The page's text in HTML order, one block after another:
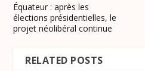
Équateur : après les
élections présidentielles, le
projet néolibéral continue
RELATED POSTS